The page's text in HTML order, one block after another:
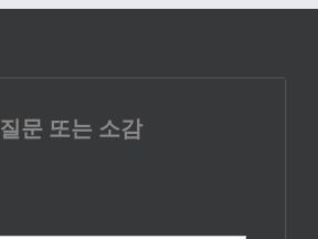
질문 또는 소감